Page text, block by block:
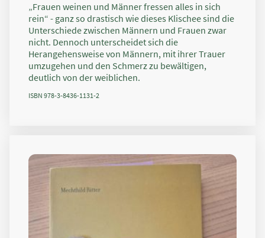
„Frauen weinen und Männer fressen alles in sich
rein“ - ganz so drastisch wie dieses Klischee sind die
Unterschiede zwischen Männern und Frauen zwar
nicht. Dennoch unterscheidet sich die
Herangehensweise von Männern, mit ihrer Trauer
umzugehen und den Schmerz zu bewältigen,
deutlich von der weiblichen.
ISBN 978-3-8436-1131-2